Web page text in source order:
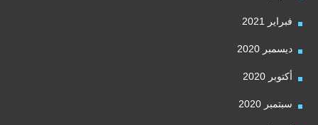
فبراير 2021
ديسمبر 2020
أكتوبر 2020
سبتمبر 2020